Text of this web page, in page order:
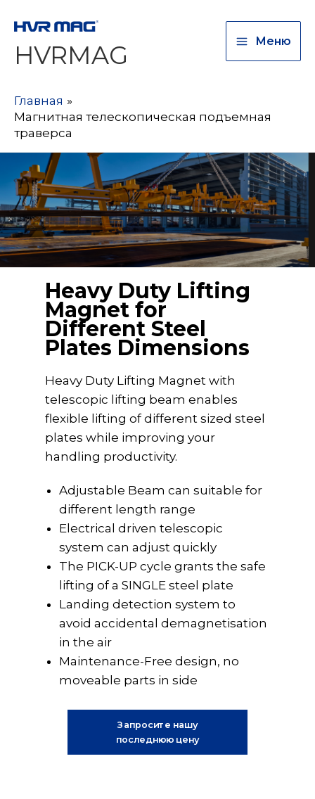
HVRMAG Меню
Главная
Магнитная телескопическая подъемная
траверса
Heavy Duty Lifting
Magnet for
Different Steel
Plates Dimensions
Heavy Duty Lifting Magnet with
telescopic lifting beam enables
flexible lifting of different sized steel
plates while improving your
handling productivity.
Adjustable Beam can suitable for
different length range
Electrical driven telescopic
system can adjust quickly
The PICK-UP cycle grants the safe
lifting of a SINGLE steel plate
Landing detection system to
avoid accidental demagnetisation
in the air
Maintenance-Free design, no
moveable parts in side
Запросите нашу
последнюю цену